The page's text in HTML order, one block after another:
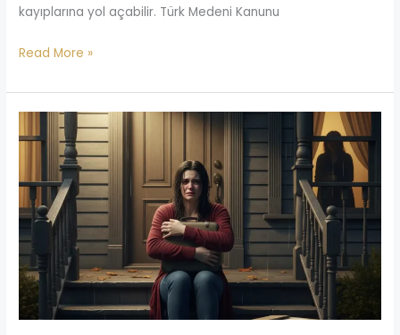
kayıplarına yol açabilir. Türk Medeni Kanunu
Read More »
Beni
Kovdu
Ne
Yapabilirim?